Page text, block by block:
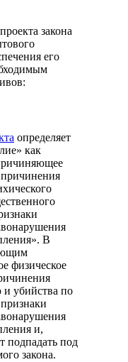
закона
его
определяет
как
В
физическое
и убийства по
и,
подпадать под
закона.